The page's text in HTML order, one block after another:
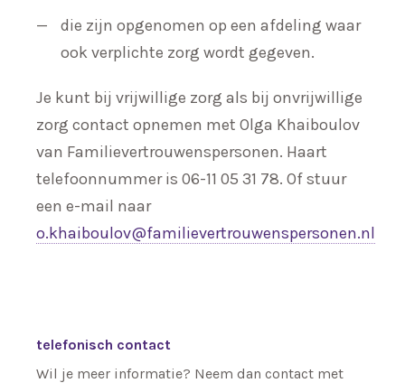
die zijn opgenomen op een afdeling waar
ook verplichte zorg wordt gegeven.
Je kunt bij vrijwillige zorg als bij onvrijwillige
zorg contact opnemen met Olga Khaiboulov
van Familievertrouwenspersonen. Haart
telefoonnummer is 06-11 05 31 78. Of stuur
een e-mail naar
o.khaiboulov@familievertrouwenspersonen.nl
telefonisch contact
Wil je meer informatie? Neem dan contact met